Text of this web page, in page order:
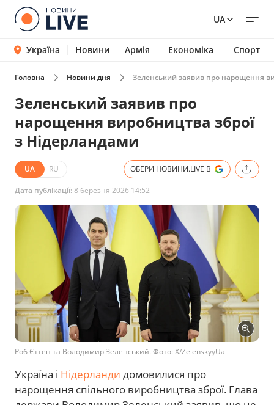
UA
Україна Новини Армія Економіка Спорт
Головна Новини дня Зеленський заявив про нарощення
Зеленський заявив про
нарощення виробництва зброї
з Нідерландами
UA RU ОБЕРИ НОВИНИ.LIVE В
Дата публікації:8 березня 2026 14:52
Роб Єттен та Володимир Зеленський. Фото: X/ZelenskyyUa
Україна і Нідерланди домовилися про
нарощення спільного виробництва зброї. Глава